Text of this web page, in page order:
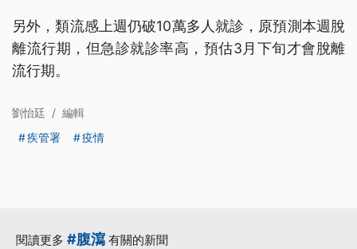
另外，類流感上週仍破10萬多人就診，原預測本週脫
離流行期，但急診就診率高，預估3月下旬才會脫離
流行期。
劉怡廷 / 編輯
疾管署
疫情
閱讀更多 #腹瀉 有關的新聞